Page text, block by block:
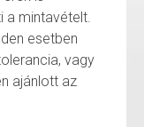
a mintavételt.
esetben
vagy
ajánlott az